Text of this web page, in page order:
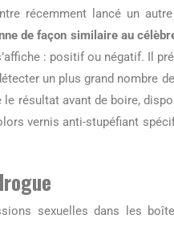
récemment lancé un
de façon similaire au
: positif ou négatif. Il
un plus grand nombre
résultat avant de boire,
vernis anti-stupéfiant
sexuelles dans les